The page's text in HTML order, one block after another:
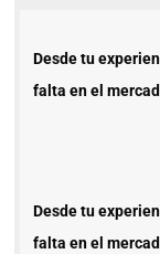
Desde tu
falta en el
Desde tu
falta en el